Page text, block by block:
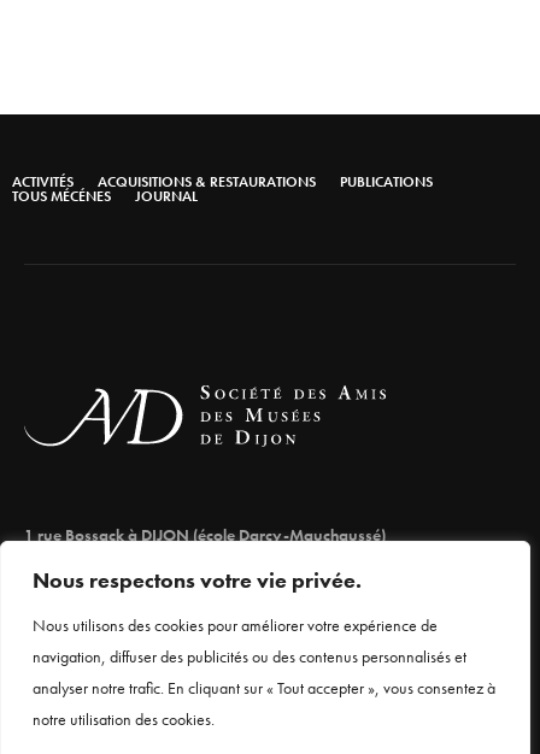
Nous respectons votre vie privée.
Nous utilisons des cookies pour améliorer votre expérience de
navigation, diffuser des publicités ou des contenus personnalisés et
analyser notre trafic. En cliquant sur « Tout accepter », vous consentez à
notre utilisation des cookies.
ACTIVITÉS ACQUISITIONS & RESTAURATIONS PUBLICATIONS
TOUS MÉCÉNES JOURNAL
1 rue Bossack à DIJON (école Darcy-Mauchaussé)
03 80 66 71 98
Mentions légales